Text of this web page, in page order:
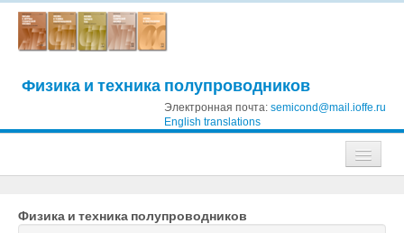
Физика и техника полупроводников
Электронная почта: semicond@mail.ioffe.ru
English translations
Журнал технической физики
Физика и техника полупроводников